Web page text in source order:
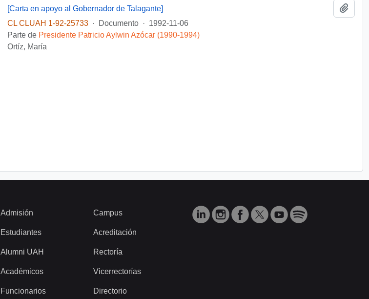
[Carta en apoyo al Gobernador de Talagante]
CL CLUAH 1-92-25733
· Documento · 1992-11-06
Parte de Presidente Patricio Aylwin Azócar (1990-1994)
Ortíz, María
Admisión
Estudiantes
Alumni UAH
Académicos
Funcionarios
Campus
Acreditación
Rectoría
Vicerrectorías
Directorio